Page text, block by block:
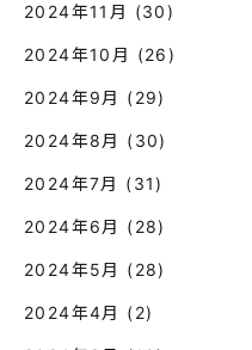
2024年11月 (30)
2024年10月 (26)
2024年9月 (29)
2024年8月 (30)
2024年7月 (31)
2024年6月 (28)
2024年5月 (28)
2024年4月 (2)